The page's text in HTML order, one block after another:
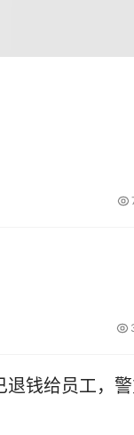
退钱给员工，